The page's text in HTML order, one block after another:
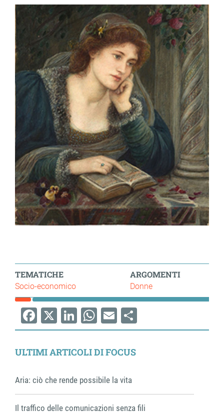
TEMATICHE
Socio-economico
ARGOMENTI
Donne
Facebook
X LinkedIn
WhatsApp
EmailShare
ULTIMI ARTICOLI DI FOCUS
Aria: ciò che rende possibile la vita
Il traffico delle comunicazioni senza fili